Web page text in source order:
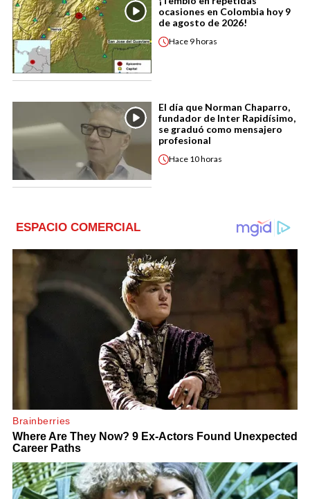
ocasiones en Colombia hoy 9
de agosto de 2026!
Hace 9 horas
El día que Norman Chaparro,
fundador de Inter Rapidísimo,
se graduó como mensajero
profesional
Hace 10 horas